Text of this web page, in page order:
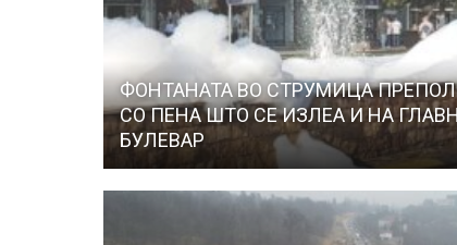
ФОНТАНАТА ВО СТРУМИЦА
СО ПЕНА ШТО СЕ ИЗЛЕА И НА
БУЛЕВАР